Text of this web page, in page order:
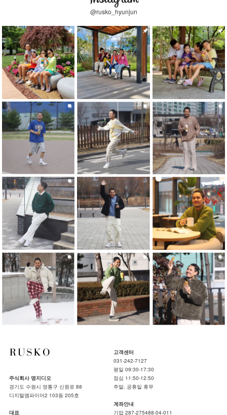
@rusko_hyunjun
주식회사 명지디오
경기도 수원시 영통구 신원로 88
디지털엠파이어2 103동 205호
대표
고객센터
031-242-7127
평일 09:30-17:30
점심 11:50-12:50
주말, 공휴일 휴무
계좌안내
기업 287-275488-04-011